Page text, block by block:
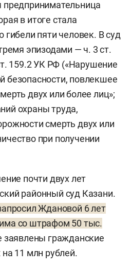
предпринимательница
в итоге стала
гибели пяти человек. В суд
эпизодами — ч. 3 ст.
159.2 УК РФ («Нарушение
безопасности, повлекшее
двух или более лиц»;
охраны труда,
смерть двух или
при получении
почти двух лет
районный суд Казани.
Ждановой 6 лет
со штрафом 50 тыс.
заявлены гражданские
11 млн рублей.